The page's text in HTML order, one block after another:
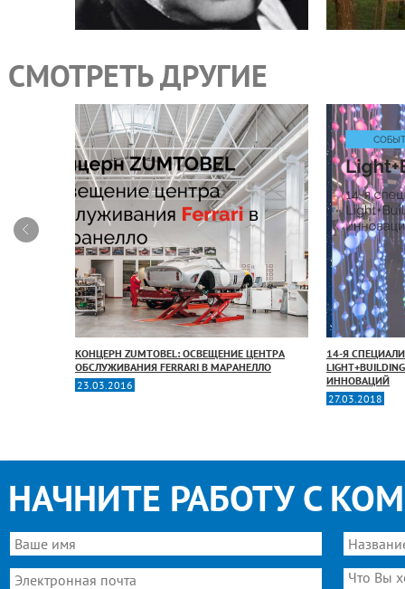
СМОТРЕТЬ ДРУГИЕ
КОНЦЕРН ZUMTOBEL: ОСВЕЩЕНИЕ ЦЕНТРА
ОБСЛУЖИВАНИЯ FERRARI В МАРАНЕЛЛО
23.03.2016
14-Я
ИННОВАЦИЙ
27.03.2018
НАЧНИТЕ РАБОТУ С